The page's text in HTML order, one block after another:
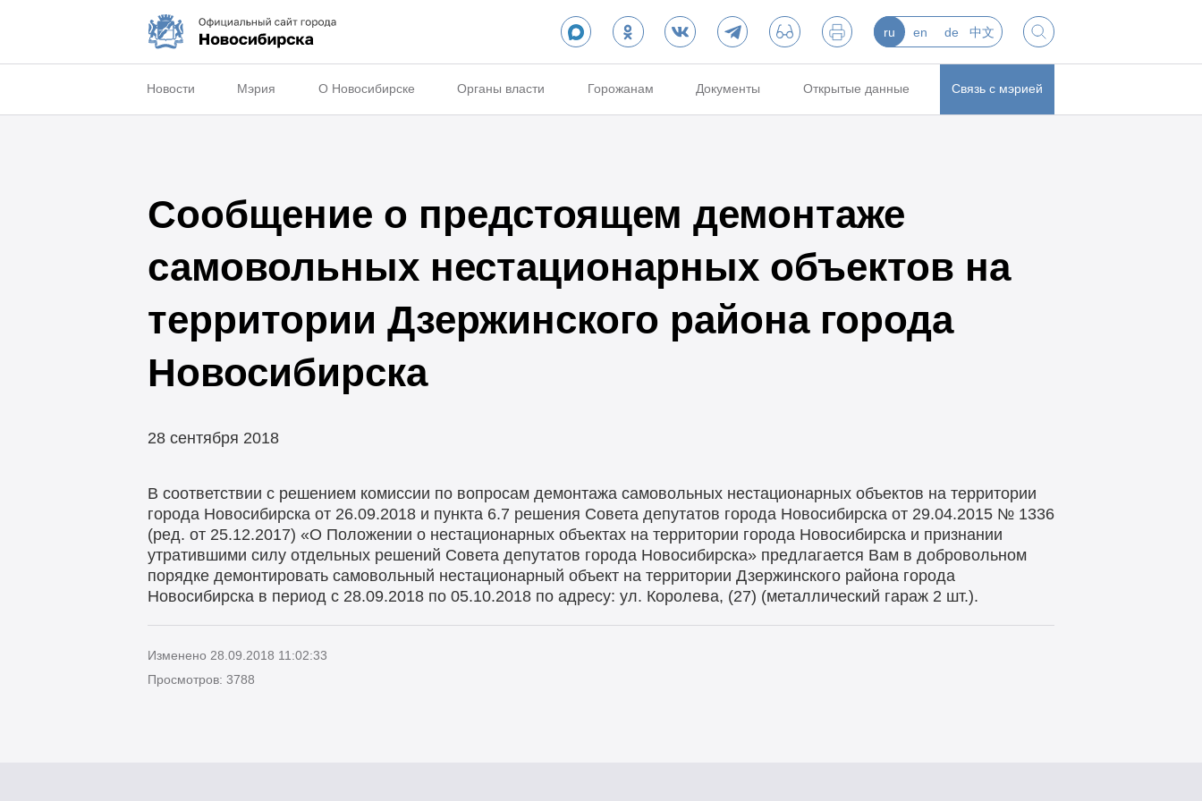
ru en de 中文
Новости Мэрия О Новосибирске Органы власти Горожанам Документы Открытые данные Связь с мэрией
Сообщение о предстоящем демонтаже
самовольных нестационарных объектов на
территории Дзержинского района города
Новосибирска
28 сентября 2018
В соответствии с решением комиссии по вопросам демонтажа самовольных нестационарных объектов на территории
города Новосибирска от 26.09.2018 и пункта 6.7 решения Совета депутатов города Новосибирска от 29.04.2015 № 1336
(ред. от 25.12.2017) «О Положении о нестационарных объектах на территории города Новосибирска и признании
утратившими силу отдельных решений Совета депутатов города Новосибирска» предлагается Вам в добровольном
порядке демонтировать самовольный нестационарный объект на территории Дзержинского района города
Новосибирска в период с 28.09.2018 по 05.10.2018 по адресу: ул. Королева, (27) (металлический гараж 2 шт.).
Изменено 28.09.2018 11:02:33
Просмотров: 3788